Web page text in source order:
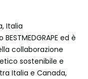
Italia
ed è
collaborazione
sostenibile e
Italia e Canada,